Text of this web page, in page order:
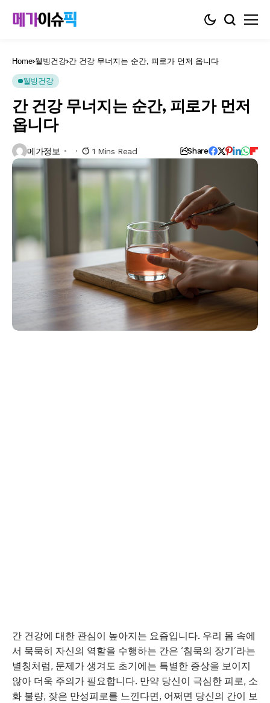
Home 웰빙건강 간 건강 무너지는 순간, 피로가 먼저 옵니다
웰빙건강
간 건강 무너지는 순간, 피로가 먼저
옵니다
메가정보 1 Mins Read Share
간 건강에 대한 관심이 높아지는 요즘입니다. 우리 몸 속에
서 묵묵히 자신의 역할을 수행하는 간은 ‘침묵의 장기’라는
별칭처럼, 문제가 생겨도 초기에는 특별한 증상을 보이지
않아 더욱 주의가 필요합니다. 만약 당신이 극심한 피로, 소
화 불량, 잦은 만성피로를 느낀다면, 어쩌면 당신의 간이 보